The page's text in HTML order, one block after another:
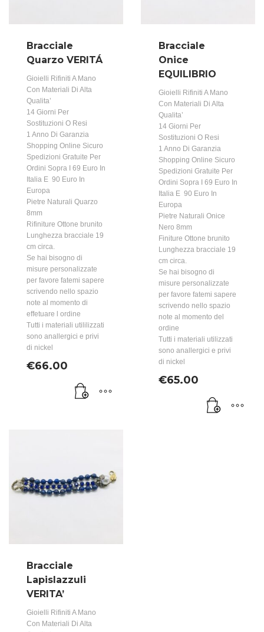
Bracciale
Quarzo VERITÁ
Gioielli Rifiniti A Mano
Con Materiali Di Alta
Qualita’
14 Giorni Per
Sostituzioni O Resi
1 Anno Di Garanzia
Shopping Online Sicuro
Spedizioni Gratuite Per
Ordini Sopra I 69 Euro In
Italia E 90 Euro In
Europa
Pietre Naturali Quarzo
8mm
Rifiniture Ottone brunito
Lunghezza bracciale 19
cm circa.
Se hai bisogno di
misure personalizzate
per favore fatemi sapere
scrivendo nello spazio
note al momento di
effetuare l ordine
Tutti i materiali utililizzati
sono anallergici e privi
di nickel
€66.00
Bracciale
Onice
EQUILIBRIO
Gioielli Rifiniti A Mano
Con Materiali Di Alta
Qualita’
14 Giorni Per
Sostituzioni O Resi
1 Anno Di Garanzia
Shopping Online Sicuro
Spedizioni Gratuite Per
Ordini Sopra I 69 Euro In
Italia E 90 Euro In
Europa
Pietre Naturali Onice
Nero 8mm
Finiture Ottone brunito
Lunghezza bracciale 19
cm circa.
Se hai bisogno di
misure personalizzate
per favore fatemi sapere
scrivendo nello spazio
note al momento del
ordine
Tutti i materiali utilizzati
sono anallergici e privi
di nickel
€65.00
Bracciale
Lapislazzuli
VERITA’
Gioielli Rifiniti A Mano
Con Materiali Di Alta